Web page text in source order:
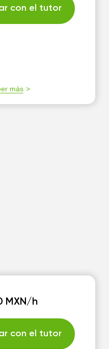
con el tutor
más
MXN/h
con el tutor